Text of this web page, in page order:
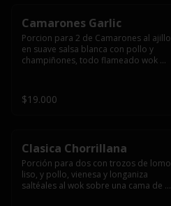
Camarones Garlic
Porcion para 2 de Camarones al ajillo
en suave salsa blanca con pollo y
champiñones, todo flameado wok
$19.000
Clasica Chorrillana
Porción para dos con trozos de lomo
liso, y pollo, vienesa y longaniza
saltéales al wok sobre una cama de